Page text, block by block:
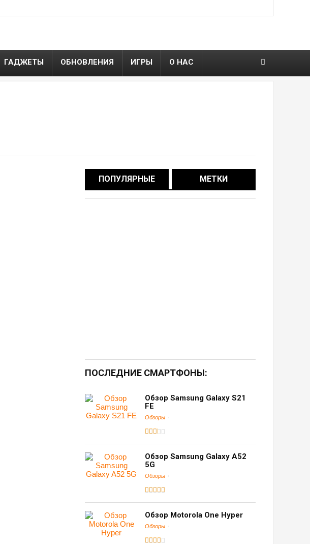
ГАДЖЕТЫ ОБНОВЛЕНИЯ ИГРЫ О НАС
ПОПУЛЯРНЫЕ МЕТКИ
ПОСЛЕДНИЕ СМАРТФОНЫ:
Обзор Samsung Galaxy S21
FE
Обзоры
Обзор Samsung Galaxy A52
5G
Обзоры
Обзор Motorola One Hyper
Обзоры